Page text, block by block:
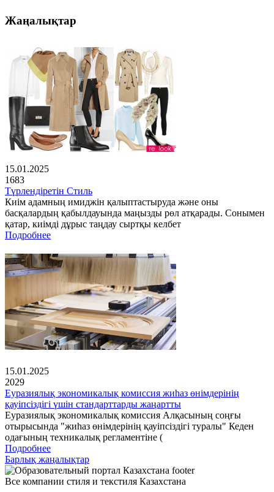
Жаңалықтар
15.01.2025
1683
Түрлендіретін Стиль
Киім адамның имиджін қалыптастыруда және оны
басқалардың қабылдауында маңызды рөл атқарады. Сонымен
қатар, киімді дұрыс таңдау сыртқы келбет
Подробнее
15.01.2025
2029
Еуразиялық экономикалық комиссия жиһаз өнімдерінің
қауіпсіздігі үшін стандарттарды жаңартты
Еуразиялық экономикалық комиссия Алқасының соңғы
отырысында "жиһаз өнімдерінің қауіпсіздігі туралы" Кеден
одағының техникалық регламентіне (
Подробнее
Барлық жаңалықтар
Все компании стиля и текстиля Казахстана